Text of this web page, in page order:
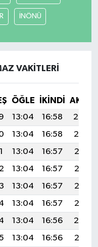
İNÖNÜ
VAKITLERI
ÖĞLE İKINDI
13:04 16:58
20:20
13:04 16:58
20:19
13:04 16:57
20:18
13:04 16:57
20:17
13:04 16:57
20:16
13:04 16:57
20:15
13:04 16:56
20:14
13:04 16:56
20:13